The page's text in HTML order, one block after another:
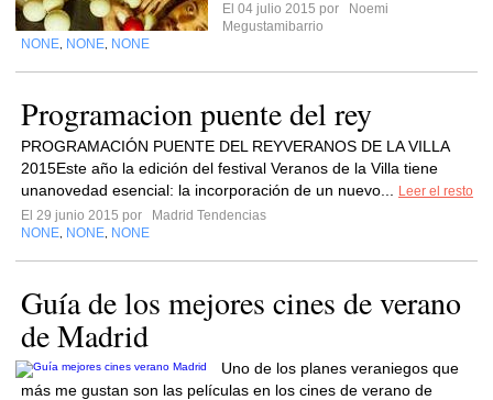
El 04 julio 2015 por
Noemi
Megustamibarrio
NONE NONE NONE
Programacion puente del rey
PROGRAMACIÓN PUENTE DEL REYVERANOS DE LA VILLA
2015Este año la edición del festival Veranos de la Villa tiene
unanovedad esencial: la incorporación de un nuevo...
Leer el resto
El 29 junio 2015 por
Madrid Tendencias
NONE NONE NONE
Guía de los mejores cines de verano
de Madrid
Uno de los planes veraniegos que
más me gustan son las películas en los cines de verano de